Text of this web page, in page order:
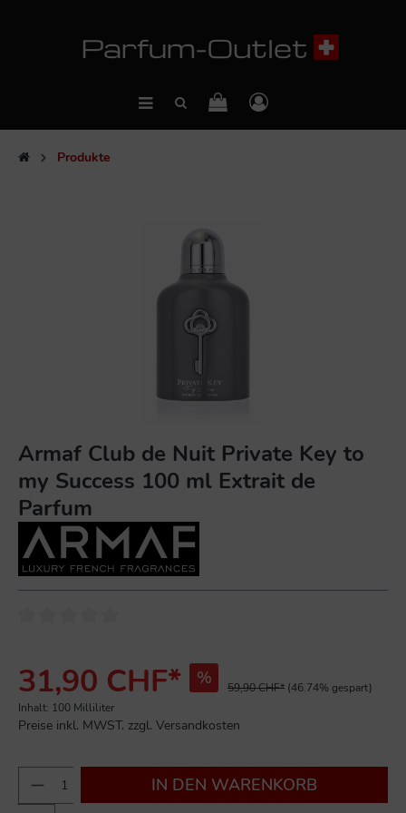
Produkte
Armaf Club de Nuit Private Key to
my Success 100 ml Extrait de
Parfum
31,90 CHF* % 59,90 CHF* (46.74% gespart)
Inhalt: 100 Milliliter
Preise inkl. MWST. zzgl. Versandkosten
IN DEN WARENKORB